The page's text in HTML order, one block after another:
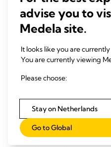
Het borstschild is te groot
advise you to
Medela site.
It looks like you are
You are currently viewing
Please choose:
Stay on Netherlands
Go to Global